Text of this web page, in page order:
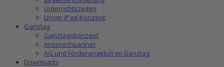
Unterrichtszeiten
Unser iPad-Konzept
Ganztag
Ganztagskonzept
Ansprechpartner
AG und Förderangebot im Ganztag
Downloads